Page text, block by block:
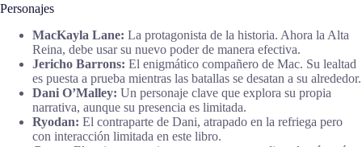
Personajes
MacKayla Lane: La protagonista de la historia. Ahora la Alta
Reina, debe usar su nuevo poder de manera efectiva.
Jericho Barrons: El enigmático compañero de Mac. Su lealtad
es puesta a prueba mientras las batallas se desatan a su alrededor.
Dani O’Malley: Un personaje clave que explora su propia
narrativa, aunque su presencia es limitada.
Ryodan: El contraparte de Dani, atrapado en la refriega pero
con interacción limitada en este libro.